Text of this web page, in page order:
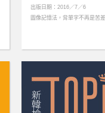
出版日期：2016／7／6
圖像記憶法，背單字不再是